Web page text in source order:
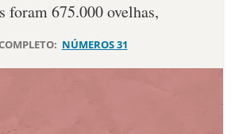
foram 675.000 ovelhas,
NÚMEROS 31